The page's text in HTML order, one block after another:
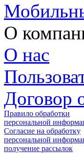
О
О нас
Договор
Правило обработки
персональной
Согласие на обработку
персональной
получение рассылок